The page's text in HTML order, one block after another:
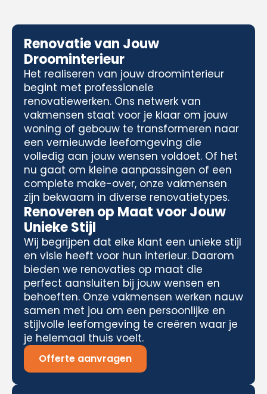
Renovatie van Jouw
Droominterieur
Het realiseren van jouw droominterieur
begint met professionele
renovatiewerken. Ons netwerk van
vakmensen staat voor je klaar om jouw
woning of gebouw te transformeren naar
een vernieuwde leefomgeving die
volledig aan jouw wensen voldoet. Of het
nu gaat om kleine aanpassingen of een
complete make-over, onze vakmensen
zijn bekwaam in diverse renovatietypes.
Renoveren op Maat voor Jouw
Unieke Stijl
Wij begrijpen dat elke klant een unieke stijl
en visie heeft voor hun interieur. Daarom
bieden we renovaties op maat die
perfect aansluiten bij jouw wensen en
behoeften. Onze vakmensen werken nauw
samen met jou om een persoonlijke en
stijlvolle leefomgeving te creëren waar je
je helemaal thuis voelt.
Offerte aanvragen